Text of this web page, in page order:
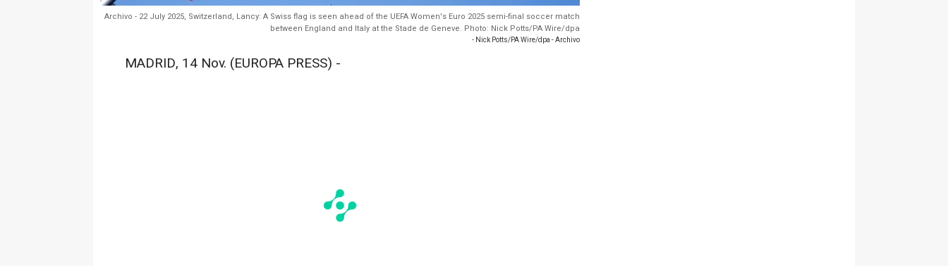
Archivo - 22 July 2025, Switzerland, Lancy: A Swiss flag is seen ahead of the UEFA Women's Euro 2025 semi-final soccer match
between England and Italy at the Stade de Geneve. Photo: Nick Potts/PA Wire/dpa
- Nick Potts/PA Wire/dpa - Archivo
MADRID, 14 Nov. (EUROPA PRESS) -